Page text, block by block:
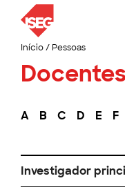
Início/ Pessoas
Docentes
A B C D E F
Investigador